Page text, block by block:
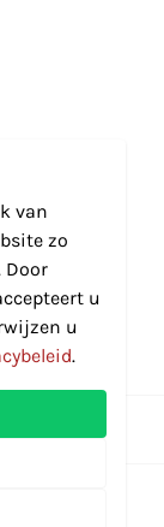
van
zo
Door
u
u
.